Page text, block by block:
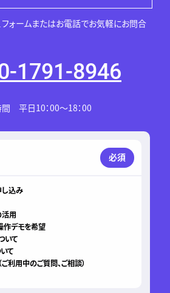
フォームまたはお電話でお気軽にお問合
1791-8946
平日10：00～18：00
してください。
必須
込み
用
作デモを希望
いて
て
利用中のご質問、ご相談）